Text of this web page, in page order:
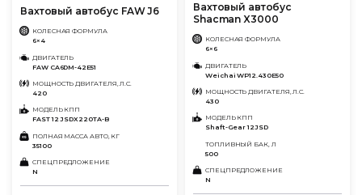
Вахтовый автобус FAW J6
КОЛЕСНАЯ ФОРМУЛА
6×4
ДВИГАТЕЛЬ
FAW CA6DM-42E51
МОЩНОСТЬ ДВИГАТЕЛЯ, Л.С.
420
МОДЕЛЬ КПП
FAST 12 JSDX220TA-B
ПОЛНАЯ МАССА АВТО, КГ
35100
СПЕЦПРЕДЛОЖЕНИЕ
N
Вахтовый автобус
Shacman X3000
КОЛЕСНАЯ ФОРМУЛА
6×6
ДВИГАТЕЛЬ
Weichai WP12.430E50
МОЩНОСТЬ ДВИГАТЕЛЯ, Л.С.
430
МОДЕЛЬ КПП
Shaft-Gear 12JSD
ТОПЛИВНЫЙ БАК, Л
500
СПЕЦПРЕДЛОЖЕНИЕ
N